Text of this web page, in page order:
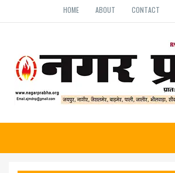
HOME ABOUT CONTACT